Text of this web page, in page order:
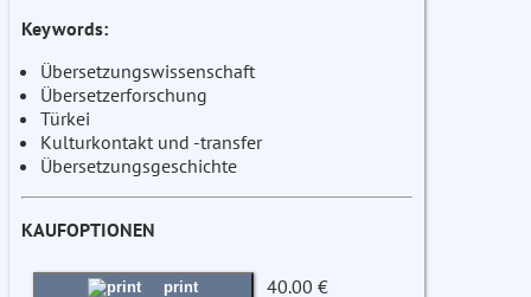
Keywords:
Übersetzungswissenschaft
Übersetzerforschung
Türkei
Kulturkontakt und -transfer
Übersetzungsgeschichte
KAUFOPTIONEN
print 40.00 €